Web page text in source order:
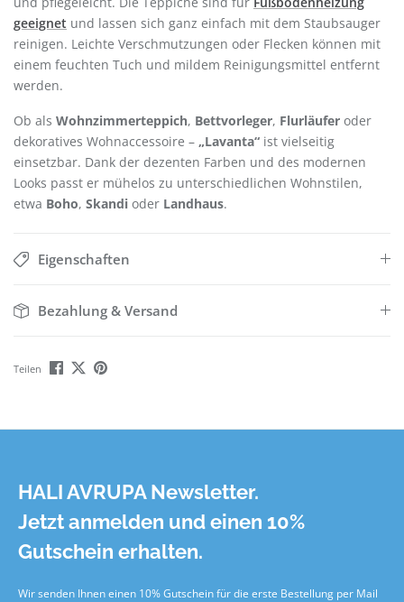
geeignet und lassen sich ganz einfach mit dem Staubsauger
reinigen. Leichte Verschmutzungen oder Flecken können mit
einem feuchten Tuch und mildem Reinigungsmittel entfernt
werden.
Ob als Wohnzimmerteppich, Bettvorleger, Flurläufer oder
dekoratives Wohnaccessoire – „Lavanta“ ist vielseitig
einsetzbar. Dank der dezenten Farben und des modernen
Looks passt er mühelos zu unterschiedlichen Wohnstilen,
etwa Boho, Skandi oder Landhaus.
Eigenschaften
Bezahlung & Versand
Teilen
HALI AVRUPA Newsletter.
Jetzt anmelden und einen 10%
Gutschein erhalten.
Wir senden Ihnen einen 10% Gutschein für die erste Bestellung per Mail